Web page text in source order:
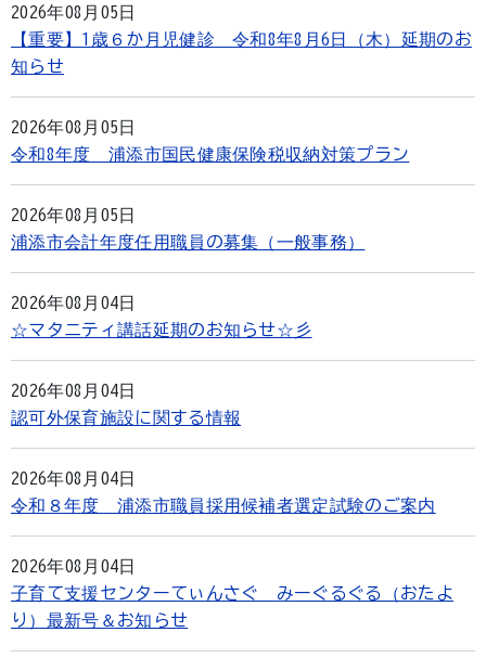
2026年08月05日
【重要】1歳６か月児健診 令和8年8月6日（木）延期のお
知らせ
2026年08月05日
令和8年度 浦添市国民健康保険税収納対策プラン
2026年08月05日
浦添市会計年度任用職員の募集（一般事務）
2026年08月04日
☆マタニティ講話延期のお知らせ☆彡
2026年08月04日
認可外保育施設に関する情報
2026年08月04日
令和８年度 浦添市職員採用候補者選定試験のご案内
2026年08月04日
子育て支援センターてぃんさぐ みーぐるぐる（おたよ
り）最新号＆お知らせ